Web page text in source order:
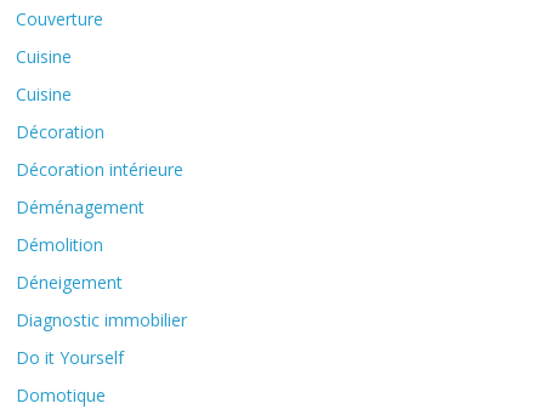
Couverture
Cuisine
Cuisine
Décoration
Décoration intérieure
Déménagement
Démolition
Déneigement
Diagnostic immobilier
Do it Yourself
Domotique